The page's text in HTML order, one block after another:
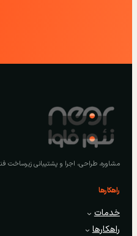
مشاوره، طراحی، اجرا و پشتیبانی زیرساخت
راهکارها
خدمات
راهکارها